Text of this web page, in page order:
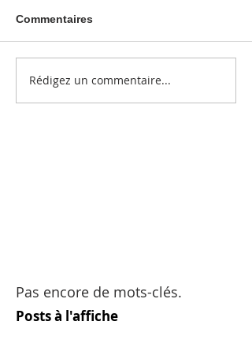
Posts à l'affiche
Commentaires
Rédigez un commentaire...
Pas encore de mots-clés.